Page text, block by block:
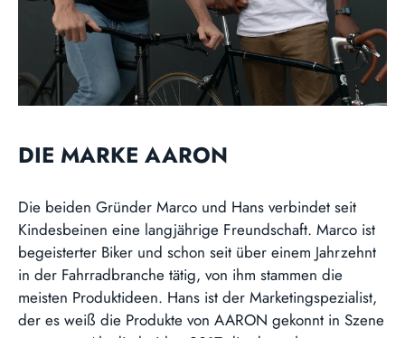
DIE MARKE AARON
Die beiden Gründer Marco und Hans verbindet seit
Kindesbeinen eine langjährige Freundschaft. Marco ist
begeisterter Biker und schon seit über einem Jahrzehnt
in der Fahrradbranche tätig, von ihm stammen die
meisten Produktideen. Hans ist der Marketingspezialist,
der es weiß die Produkte von AARON gekonnt in Szene